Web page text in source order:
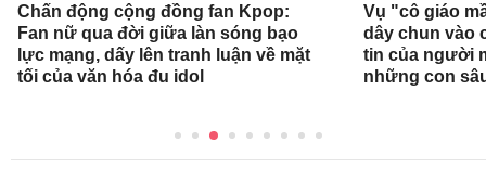
Chấn động cộng đồng fan Kpop:
Fan nữ qua đời giữa làn sóng bạo
lực mạng, dấy lên tranh luận về mặt
tối của văn hóa đu idol
Vụ "cô giáo
dây chun vào
tin của người
những con